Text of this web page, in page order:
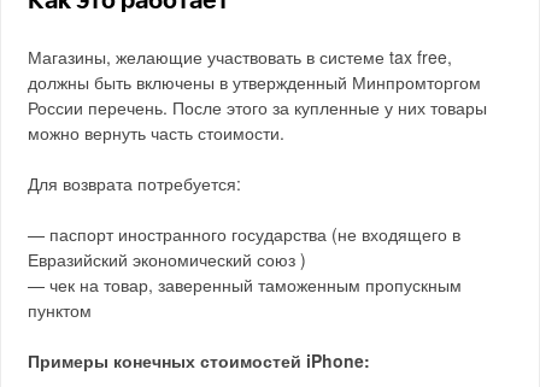
Магазины, желающие участвовать в системе tax free,
должны быть включены в утвержденный Минпромторгом
России перечень. После этого за купленные у них товары
можно вернуть часть стоимости.
Для возврата потребуется:
— паспорт иностранного государства (не входящего в
Евразийский экономический союз )
— чек на товар, заверенный таможенным пропускным
пунктом
Примеры конечных стоимостей iPhone: